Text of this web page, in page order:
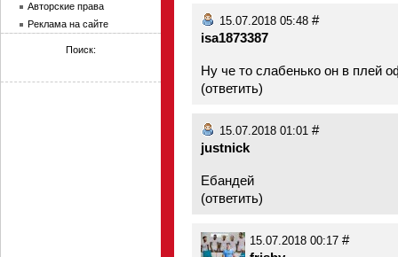
15.07.2018 05:48 #
isa1873387
Ну че то слабенько он в плей
(ответить)
15.07.2018 01:01 #
justnick
Ебандей
(ответить)
15.07.2018 00:17 #
Авторские права
Реклама на сайте
Поиск: